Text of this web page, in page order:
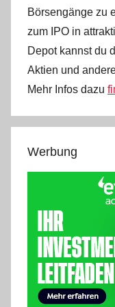
Börsengänge zu
zum IPO in
Depot kannst du
Aktien und
Mehr Infos dazu
Werbung